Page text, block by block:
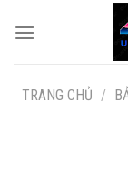
TRANG CHỦ /